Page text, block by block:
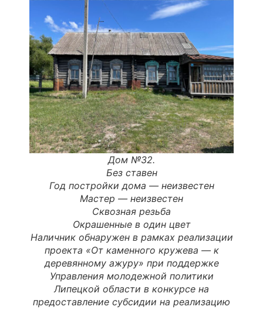
Дом №32.
Без ставен
Год постройки дома — неизвестен
Мастер — неизвестен
Сквозная резьба
Окрашенные в один цвет
Наличник обнаружен в рамках реализации
проекта «От каменного кружева — к
деревянному ажуру» при поддержке
Управления молодежной политики
Липецкой области в конкурсе на
предоставление субсидии на реализацию